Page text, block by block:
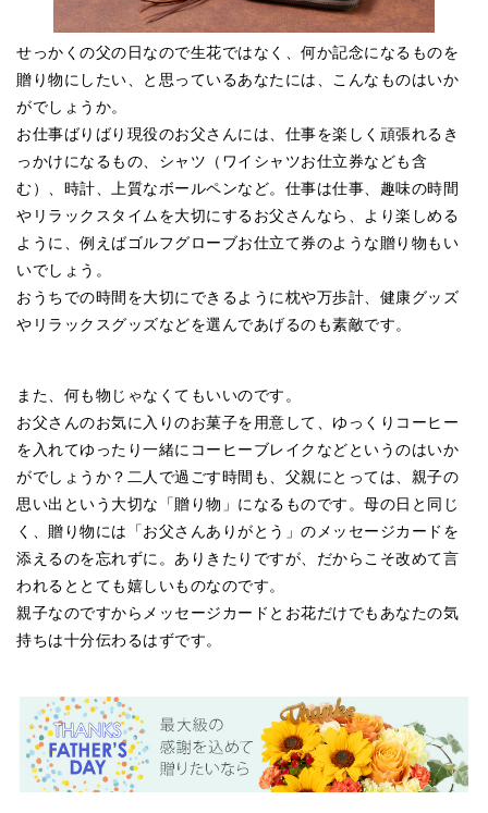
せっかくの父の日なので生花ではなく、何か記念になるものを
贈り物にしたい、と思っているあなたには、こんなものはいか
がでしょうか。
お仕事ばりばり現役のお父さんには、仕事を楽しく頑張れるき
っかけになるもの、シャツ（ワイシャツお仕立券なども含
む）、時計、上質なボールペンなど。仕事は仕事、趣味の時間
やリラックスタイムを大切にするお父さんなら、より楽しめる
ように、例えばゴルフグローブお仕立て券のような贈り物もい
いでしょう。
おうちでの時間を大切にできるように枕や万歩計、健康グッズ
やリラックスグッズなどを選んであげるのも素敵です。
また、何も物じゃなくてもいいのです。
お父さんのお気に入りのお菓子を用意して、ゆっくりコーヒー
を入れてゆったり一緒にコーヒーブレイクなどというのはいか
がでしょうか？二人で過ごす時間も、父親にとっては、親子の
思い出という大切な「贈り物」になるものです。母の日と同じ
く、贈り物には「お父さんありがとう」のメッセージカードを
添えるのを忘れずに。ありきたりですが、だからこそ改めて言
われるととても嬉しいものなのです。
親子なのですからメッセージカードとお花だけでもあなたの気
持ちは十分伝わるはずです。